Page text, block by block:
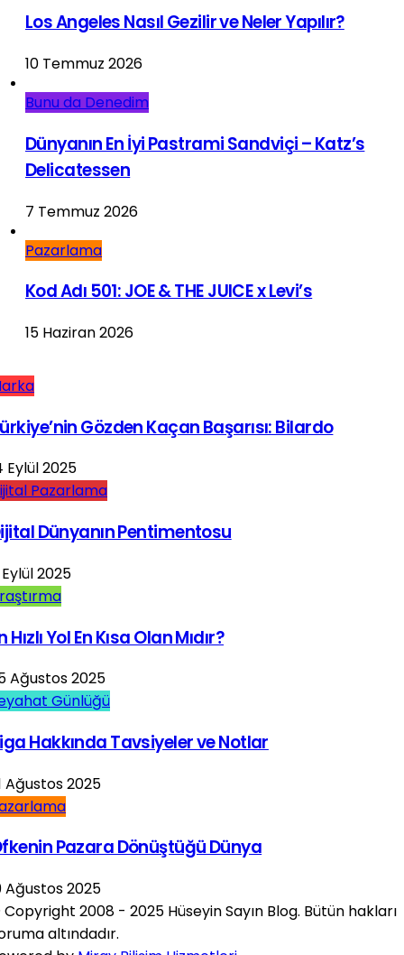
Los Angeles Nasıl Gezilir ve Neler Yapılır?
10 Temmuz 2026
Bunu da Denedim
Dünyanın En İyi Pastrami Sandviçi – Katz’s
Delicatessen
7 Temmuz 2026
Pazarlama
Kod Adı 501: JOE & THE JUICE x Levi’s
15 Haziran 2026
Gözden Kaçan Başarısı: Bilardo
Eylül 2025
Pazarlama
Dünyanın Pentimentosu
2025
Hızlı Yol En Kısa Olan Mıdır?
Ağustos 2025
Günlüğü
Hakkında Tavsiyeler ve Notlar
Ağustos 2025
Pazara Dönüştüğü Dünya
Ağustos 2025
2008 - 2025 Hüseyin Sayın Blog. Bütün hakları
altındadır.